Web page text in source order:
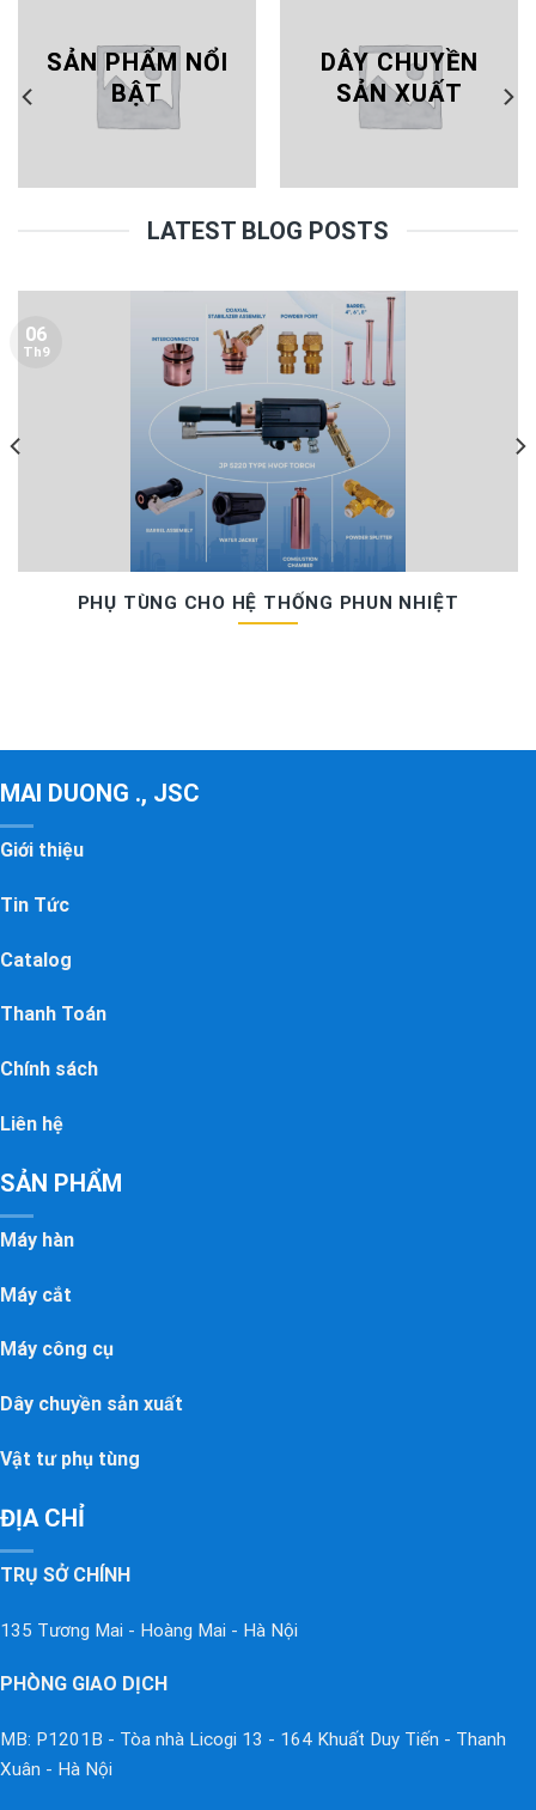
SẢN PHẨM NỔI
BẬT
DÂY CHUYỀN
SẢN XUẤT
LATEST BLOG POSTS
PHỤ TÙNG CHO HỆ THỐNG PHUN NHIỆT
06
Th9
MAI DUONG ., JSC
Giới thiệu
Tin Tức
Catalog
Thanh Toán
Chính sách
Liên hệ
SẢN PHẨM
Máy hàn
Máy cắt
Máy công cụ
Dây chuyền sản xuất
Vật tư phụ tùng
ĐỊA CHỈ
TRỤ SỞ CHÍNH
135 Tương Mai - Hoàng Mai - Hà Nội
PHÒNG GIAO DỊCH
MB: P1201B - Tòa nhà Licogi 13 - 164 Khuất Duy Tiến - Thanh
Xuân - Hà Nội